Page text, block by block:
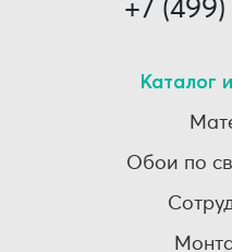
+7
Каталог
Обои по